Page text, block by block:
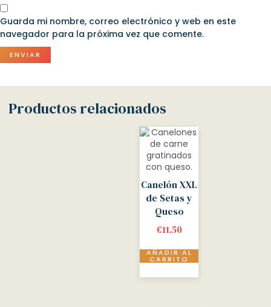
Guarda mi nombre, correo electrónico y web en este
navegador para la próxima vez que comente.
Productos relacionados
Canelón XXL
de Setas y
Queso
€11.50
AÑADIR AL
CARRITO